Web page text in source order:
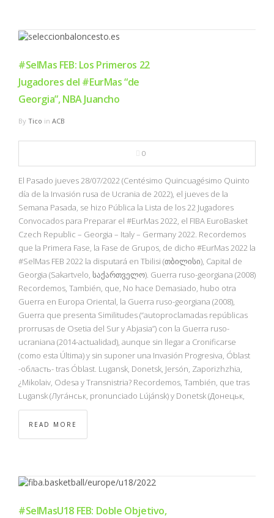
#SelMas FEB: Los Primeros 22
Jugadores del #EurMas “de
Georgia”, NBA Juancho
By Tico in ACB
0
El Pasado jueves 28/07/2022 (Centésimo Quincuagésimo Quinto
día de la Invasión rusa de Ucrania de 2022), el jueves de la
Semana Pasada, se hizo Pública la Lista de los 22 Jugadores
Convocados para Preparar el #EurMas 2022, el FIBA EuroBasket
Czech Republic – Georgia – Italy – Germany 2022. Recordemos
que la Primera Fase, la Fase de Grupos, de dicho #EurMas 2022 la
#SelMas FEB 2022 la disputará en Tbilisi (თბილისი), Capital de
Georgia (Sakartvelo, საქართველო). Guerra ruso-georgiana (2008)
Recordemos, También, que, No hace Demasiado, hubo otra
Guerra en Europa Oriental, la Guerra ruso-georgiana (2008),
Guerra que presenta Similitudes (“autoproclamadas repúblicas
prorrusas de Osetia del Sur y Abjasia”) con la Guerra ruso-
ucraniana (2014-actualidad), aunque sin llegar a Cronificarse
(como esta Última) y sin suponer una Invasión Progresiva, Óblast
-область- tras Óblast. Lugansk, Donetsk, Jersón, Zaporizhzhia,
¿Mikolaiv, Odesa y Transnistria? Recordemos, También, que tras
Lugansk (Луга́нськ, pronunciado Lújánsk) y Donetsk (Донецьк,
READ MORE
#SelMasU18 FEB: Doble Objetivo,